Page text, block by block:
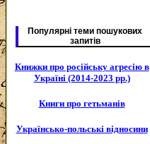
Популярні теми пошукових
запитів
Книжки про російську агресію в
Україні (2014-2023 рр.)
Книги про гетьманів
Українсько-польські відносини